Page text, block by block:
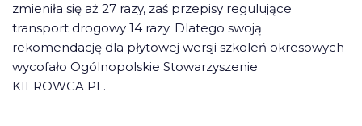
zmieniła się aż 27 razy, zaś przepisy regulujące
transport drogowy 14 razy. Dlatego swoją
rekomendację dla płytowej wersji szkoleń okresowych
wycofało Ogólnopolskie Stowarzyszenie
KIEROWCA.PL.